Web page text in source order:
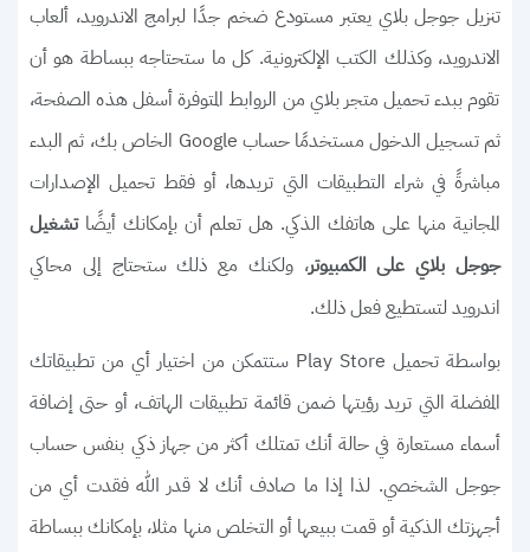
تنزيل جوجل بلاي يعتبر مستودع ضخم جدًا لبرامج الاندرويد، ألعاب
الاندرويد، وكذلك الكتب الإلكترونية. كل ما ستحتاجه ببساطة هو أن
تقوم ببدء تحميل متجر بلاي من الروابط المتوفرة أسفل هذه الصفحة،
ثم تسجيل الدخول مستخدمًا حساب Google الخاص بك، ثم البدء
مباشرةً في شراء التطبيقات التي تريدها، أو فقط تحميل الإصدارات
المجانية منها على هاتفك الذكي. هل تعلم أن بإمكانك أيضًاتشغيل
جوجل بلاي على الكمبيوتر، ولكنك مع ذلك ستحتاج إلى محاكي
اندرويد لتستطيع فعل ذلك.
بواسطة تحميل Play Store ستتمكن من اختيار أي من تطبيقاتك
المفضلة التي تريد رؤيتها ضمن قائمة تطبيقات الهاتف، أو حتى إضافة
أسماء مستعارة في حالة أنك تمتلك أكثر من جهاز ذكي بنفس حساب
جوجل الشخصي. لذا إذا ما صادف أنك لا قدر الله فقدت أي من
أجهزتك الذكية أو قمت ببيعها أو التخلص منها مثلا، بإمكانك ببساطة